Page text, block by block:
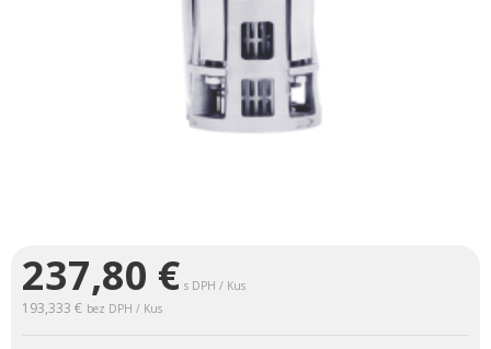
237,80 € s DPH / Kus
193,333 € bez DPH / Kus